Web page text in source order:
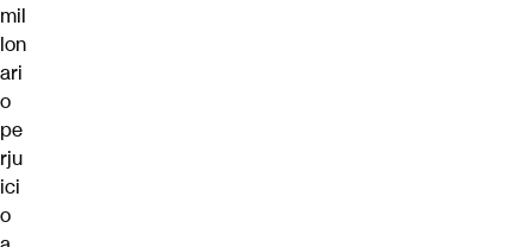
mil
lon
ari
o
pe
rju
ici
o